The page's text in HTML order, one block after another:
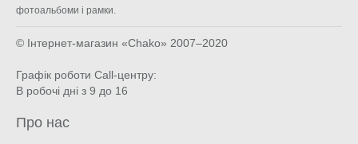
фотоальбоми і рамки.
© Інтернет-магазин «Chako» 2007–2020
Графік роботи Call-центру:
В робочі дні з 9 до 16
Про нас